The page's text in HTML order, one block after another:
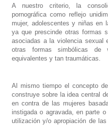
A nuestro criterio, la
pornográfica como reflejo
mujer, adolescentes y niñas en
ya que prescinde otras formas
asociadas a la violencia sexual
otras formas simbólicas de
equivalentes y tan traumáticas.
Al mismo tiempo el concepto
construye sobre la idea central
en contra de las mujeres
instigada o agravada, en parte
utilización y/o apropiación de